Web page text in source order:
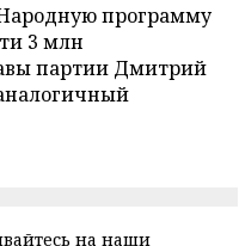
Народную программу
3 млн
партии Дмитрий
на наши